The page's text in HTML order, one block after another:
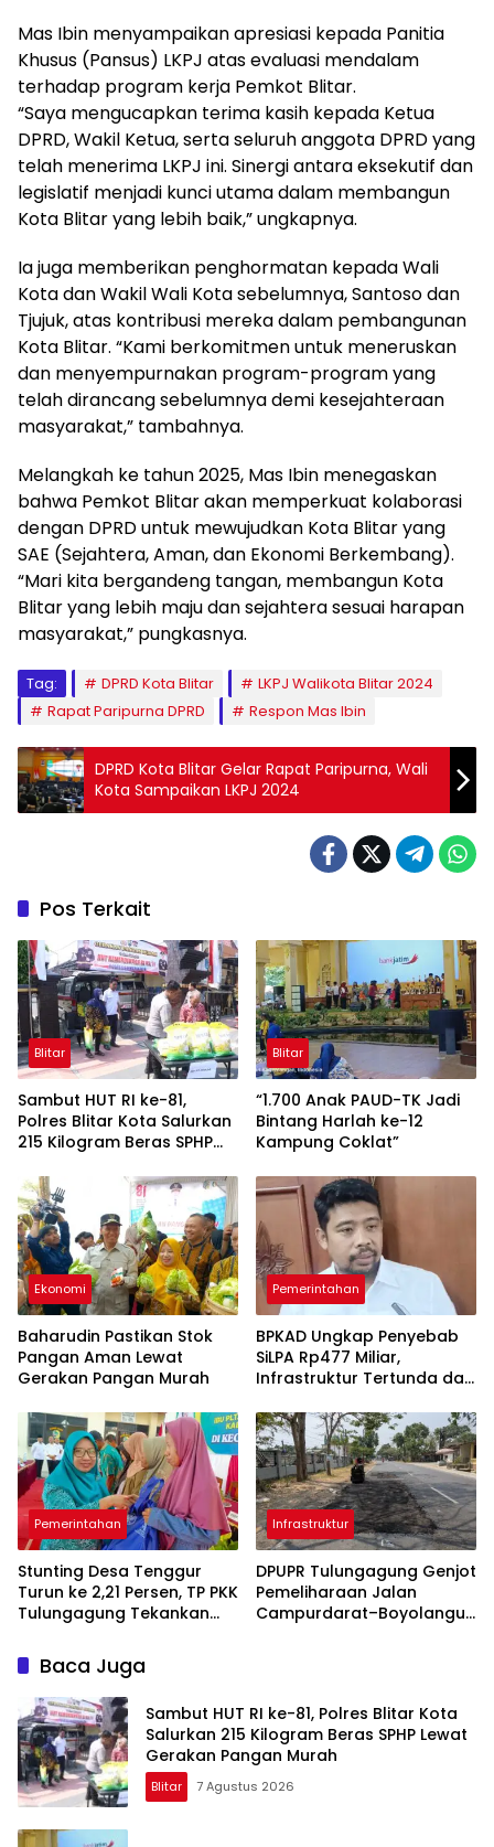
Mas Ibin menyampaikan apresiasi kepada Panitia
Khusus (Pansus) LKPJ atas evaluasi mendalam
terhadap program kerja Pemkot Blitar.
“Saya mengucapkan terima kasih kepada Ketua
DPRD, Wakil Ketua, serta seluruh anggota DPRD yang
telah menerima LKPJ ini. Sinergi antara eksekutif dan
legislatif menjadi kunci utama dalam membangun
Kota Blitar yang lebih baik,” ungkapnya.
Ia juga memberikan penghormatan kepada Wali
Kota dan Wakil Wali Kota sebelumnya, Santoso dan
Tjujuk, atas kontribusi mereka dalam pembangunan
Kota Blitar. “Kami berkomitmen untuk meneruskan
dan menyempurnakan program-program yang
telah dirancang sebelumnya demi kesejahteraan
masyarakat,” tambahnya.
Melangkah ke tahun 2025, Mas Ibin menegaskan
bahwa Pemkot Blitar akan memperkuat kolaborasi
dengan DPRD untuk mewujudkan Kota Blitar yang
SAE (Sejahtera, Aman, dan Ekonomi Berkembang).
“Mari kita bergandeng tangan, membangun Kota
Blitar yang lebih maju dan sejahtera sesuai harapan
masyarakat,” pungkasnya.
Tag: DPRD Kota Blitar
LKPJ Walikota Blitar 2024
Rapat Paripurna DPRD
Respon Mas Ibin
DPRD Kota Blitar Gelar Rapat Paripurna, Wali
Kota Sampaikan LKPJ 2024
Pos Terkait
Blitar
Sambut HUT RI ke-81,
Polres Blitar Kota Salurkan
215 Kilogram Beras SPHP
Murah
Blitar
“1.700 Anak PAUD-TK Jadi
Bintang Harlah ke-12
Kampung Coklat”
Ekonomi
Baharudin Pastikan Stok
Pangan Aman Lewat
Gerakan Pangan Murah
Pemerintahan
BPKAD Ungkap Penyebab
SiLPA Rp477 Miliar,
Infrastruktur Tertunda dan
Pemerintahan
Stunting Desa Tenggur
Turun ke 2,21 Persen, TP PKK
Tulungagung Tekankan
Berkelanjutan
Infrastruktur
DPUPR Tulungagung Genjot
Pemeliharaan Jalan
Campurdarat–Boyolangu,
Baca Juga
Sambut HUT RI ke-81, Polres Blitar Kota
Salurkan 215 Kilogram Beras SPHP Lewat
Gerakan Pangan Murah
Blitar 7 Agustus 2026